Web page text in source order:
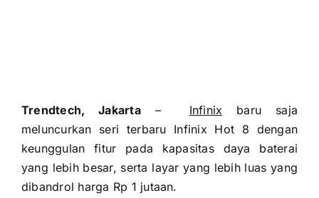
Trendtech, Jakarta– Infinix baru saja
meluncurkan seri terbaru Infinix Hot 8 dengan
keunggulan fitur pada kapasitas daya baterai
yang lebih besar, serta layar yang lebih luas yang
dibandrol harga Rp 1 jutaan.